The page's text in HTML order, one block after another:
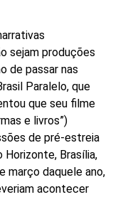
sejam produções
de passar nas
Paralelo, que
que seu filme
e livros”)
de pré-estreia
Horizonte, Brasília,
março daquele ano,
acontecer